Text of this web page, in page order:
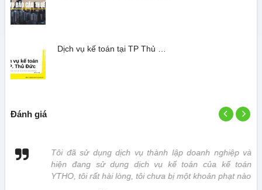
Dịch vụ kế toán tại TP Thủ …
Đánh giá
Tôi đã sử dụng dịch vụ thành lập doanh nghiệp và
hiện đang sử dụng dịch vụ kế toán của kế toán
YTHO, tôi rất hài lòng, tôi chưa bị một khoản phạt nào